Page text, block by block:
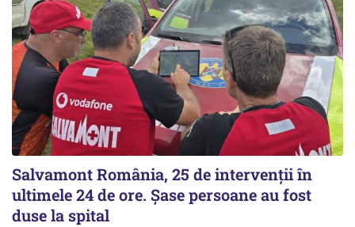
Salvamont România, 25 de intervenții în
ultimele 24 de ore. Șase persoane au fost
duse la spital